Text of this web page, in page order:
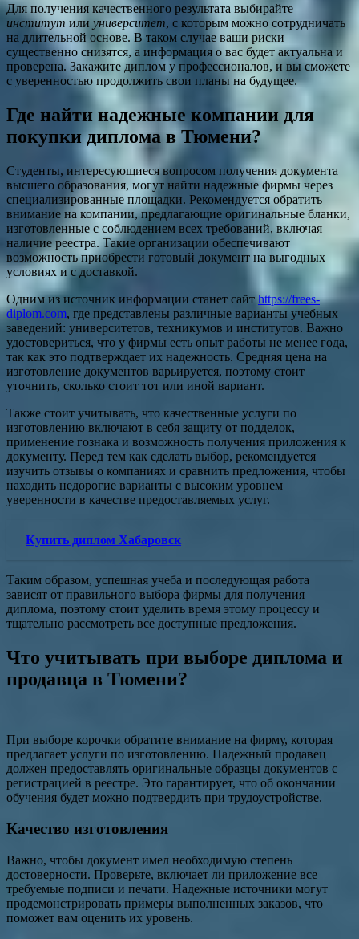
Для получения качественного результата выбирайте
институт или университет, с которым можно сотрудничать
на длительной основе. В таком случае ваши риски
существенно снизятся, а информация о вас будет актуальна и
проверена. Закажите диплом у профессионалов, и вы сможете
с уверенностью продолжить свои планы на будущее.
Где найти надежные компании для
покупки диплома в Тюмени?
Студенты, интересующиеся вопросом получения документа
высшего образования, могут найти надежные фирмы через
специализированные площадки. Рекомендуется обратить
внимание на компании, предлагающие оригинальные бланки,
изготовленные с соблюдением всех требований, включая
наличие реестра. Такие организации обеспечивают
возможность приобрести готовый документ на выгодных
условиях и с доставкой.
Одним из источник информации станет сайтhttps://frees-
diplom.com, где представлены различные варианты учебных
заведений: университетов, техникумов и институтов. Важно
удостовериться, что у фирмы есть опыт работы не менее года,
так как это подтверждает их надежность. Средняя цена на
изготовление документов варьируется, поэтому стоит
уточнить, сколько стоит тот или иной вариант.
Также стоит учитывать, что качественные услуги по
изготовлению включают в себя защиту от подделок,
применение гознака и возможность получения приложения к
документу. Перед тем как сделать выбор, рекомендуется
изучить отзывы о компаниях и сравнить предложения, чтобы
находить недорогие варианты с высоким уровнем
уверенности в качестве предоставляемых услуг.
Купить диплом Хабаровск
Таким образом, успешная учеба и последующая работа
зависят от правильного выбора фирмы для получения
диплома, поэтому стоит уделить время этому процессу и
тщательно рассмотреть все доступные предложения.
Что учитывать при выборе диплома и
продавца в Тюмени?
При выборе корочки обратите внимание на фирму, которая
предлагает услуги по изготовлению. Надежный продавец
должен предоставлять оригинальные образцы документов с
регистрацией в реестре. Это гарантирует, что об окончании
обучения будет можно подтвердить при трудоустройстве.
Качество изготовления
Важно, чтобы документ имел необходимую степень
достоверности. Проверьте, включает ли приложение все
требуемые подписи и печати. Надежные источники могут
продемонстрировать примеры выполненных заказов, что
поможет вам оценить их уровень.